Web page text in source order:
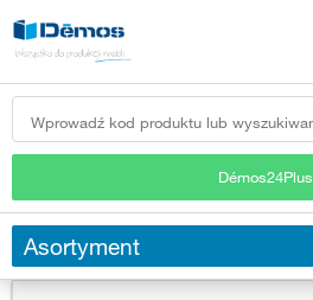
Démos24Plus
Asortyment